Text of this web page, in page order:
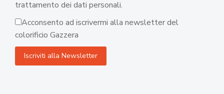
trattamento dei dati personali.
Acconsento ad iscrivermi alla newsletter del
colorificio Gazzera